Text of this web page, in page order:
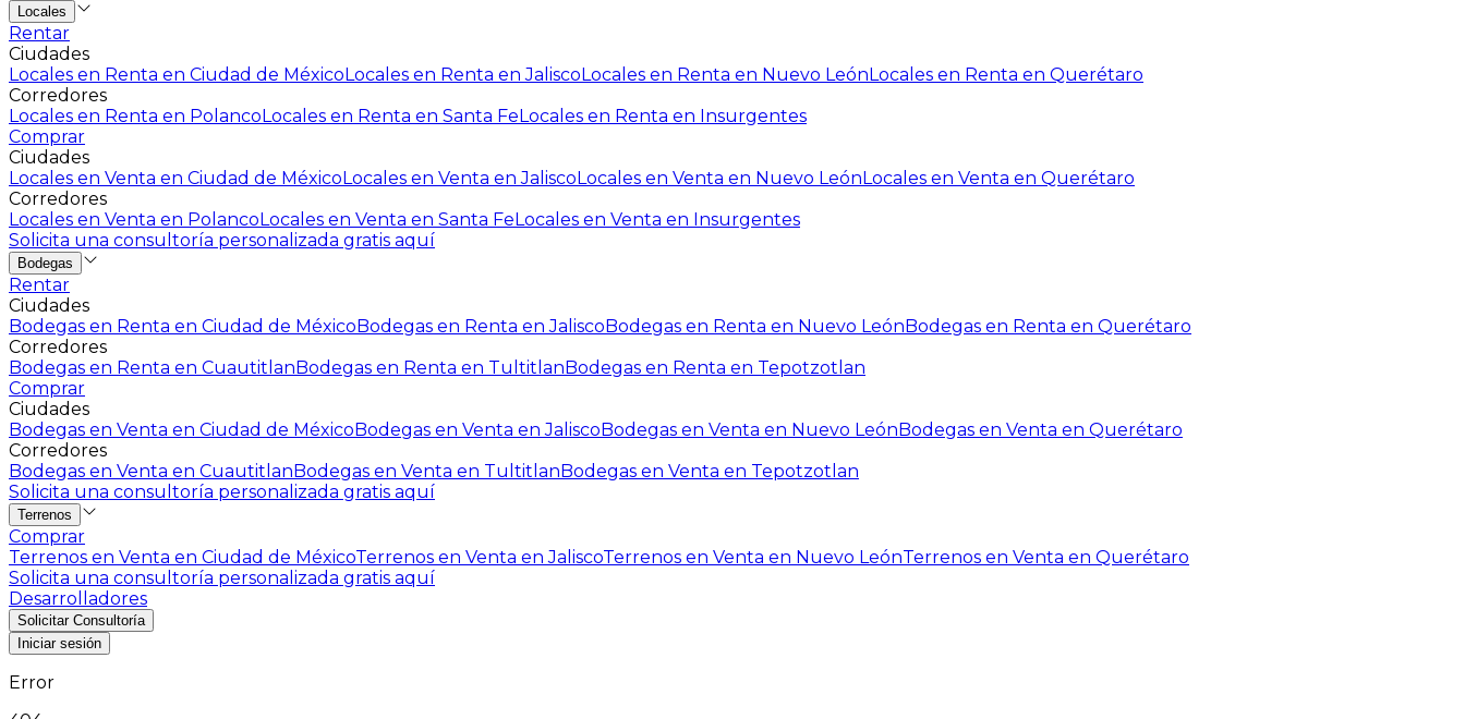
Locales
Rentar
Ciudades
Locales en Renta en Ciudad de MéxicoLocales en Renta en JaliscoLocales en Renta en Nuevo LeónLocales en Renta en Querétaro
Corredores
Locales en Renta en PolancoLocales en Renta en Santa FeLocales en Renta en Insurgentes
Comprar
Ciudades
Locales en Venta en Ciudad de MéxicoLocales en Venta en JaliscoLocales en Venta en Nuevo LeónLocales en Venta en Querétaro
Corredores
Locales en Venta en PolancoLocales en Venta en Santa FeLocales en Venta en Insurgentes
Solicita una consultoría personalizada gratis aquí
Bodegas
Rentar
Ciudades
Bodegas en Renta en Ciudad de MéxicoBodegas en Renta en JaliscoBodegas en Renta en Nuevo LeónBodegas en Renta en Querétaro
Corredores
Bodegas en Renta en CuautitlanBodegas en Renta en TultitlanBodegas en Renta en Tepotzotlan
Comprar
Ciudades
Bodegas en Venta en Ciudad de MéxicoBodegas en Venta en JaliscoBodegas en Venta en Nuevo LeónBodegas en Venta en Querétaro
Corredores
Bodegas en Venta en CuautitlanBodegas en Venta en TultitlanBodegas en Venta en Tepotzotlan
Solicita una consultoría personalizada gratis aquí
Terrenos
Comprar
Terrenos en Venta en Ciudad de MéxicoTerrenos en Venta en JaliscoTerrenos en Venta en Nuevo LeónTerrenos en Venta en Querétaro
Solicita una consultoría personalizada gratis aquí
Desarrolladores
Solicitar Consultoría
Iniciar sesión
Error